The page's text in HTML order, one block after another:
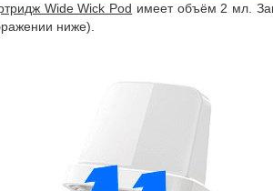
Wide Wick Pod имеет объём 2 мл.
ниже).